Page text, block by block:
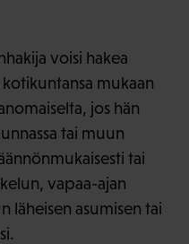
voisi hakea
mukaan
jos hän
tai muun
tai
vapaa-ajan
läheisen asumisen tai